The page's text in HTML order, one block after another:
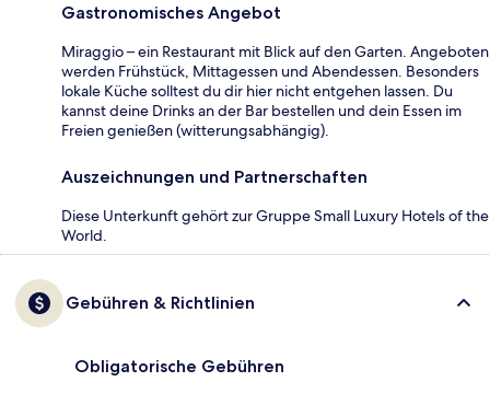
Gastronomisches Angebot
Miraggio – ein Restaurant mit Blick auf den Garten. Angeboten
werden Frühstück, Mittagessen und Abendessen. Besonders
lokale Küche solltest du dir hier nicht entgehen lassen. Du
kannst deine Drinks an der Bar bestellen und dein Essen im
Freien genießen (witterungsabhängig).
Auszeichnungen und Partnerschaften
Diese Unterkunft gehört zur Gruppe Small Luxury Hotels of the
World.
Gebühren & Richtlinien
Obligatorische Gebühren